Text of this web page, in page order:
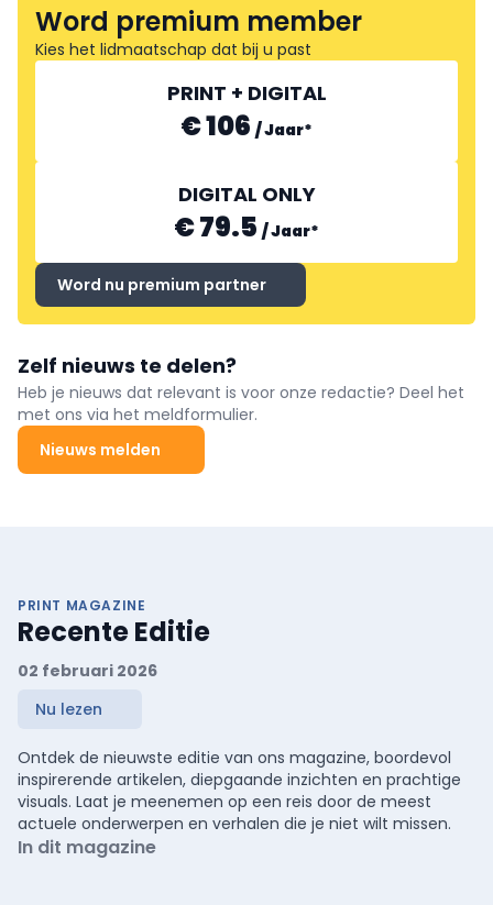
Word premium member
Kies het lidmaatschap dat bij u past
PRINT + DIGITAL
€ 106 /Jaar*
DIGITAL ONLY
€ 79.5 /Jaar*
Word nu premium partner
Zelf nieuws te delen?
Heb je nieuws dat relevant is voor onze redactie? Deel het
met ons via het meldformulier.
Nieuws melden
PRINT MAGAZINE
Recente Editie
02 februari 2026
Nu lezen
Ontdek de nieuwste editie van ons magazine, boordevol
inspirerende artikelen, diepgaande inzichten en prachtige
visuals. Laat je meenemen op een reis door de meest
actuele onderwerpen en verhalen die je niet wilt missen.
In dit magazine